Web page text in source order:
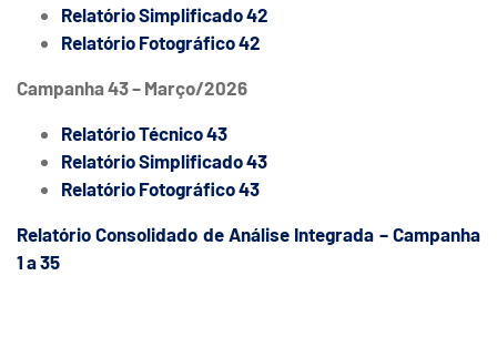
Relatório Simplificado 42
Relatório Fotográfico 42
Campanha 43 – Março/2026
Relatório Técnico 43
Relatório Simplificado 43
Relatório Fotográfico 43
Relatório Consolidado de Análise Integrada – Campanha
1 a 35